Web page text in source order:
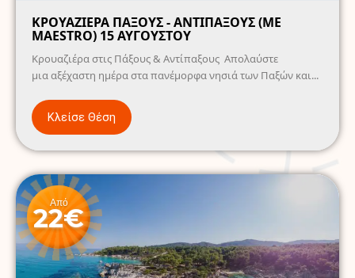
ΚΡΟΥΑΖΙΕΡΑ ΠΑΞΟΥΣ - ΑΝΤΙΠΑΞΟΥΣ (ΜΕ
MAESTRO) 15 ΑΥΓΟΥΣΤΟΥ
Κρουαζιέρα στις Πάξους & Αντίπαξους Απολαύστε
μια αξέχαστη ημέρα στα πανέμορφα νησιά των Παξών και...
Κλείσε Θέση
Από
22€